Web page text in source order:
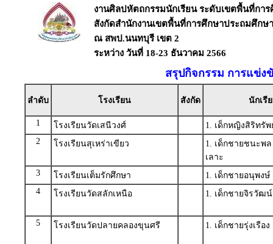
งานศิลปหัตถกรรมนักเรียน ระดับเขตพื้นที่การ
สังกัดสำนักงานเขตพื้นที่การศึกษาประถมศึกษ
ณ สพป.นนทบุรี เขต 2
ระหว่าง วันที่ 18-23 ธันวาคม 2566
สรุปกิจกรรม การแข่ง
ลำดับ โรงเรียน สังกัด นักเรี
1 โรงเรียนวัดเสนีวงศ์
1. เด็กหญิงสิริท
2
โรงเรียนสุเหร่าเขียว
1. เด็กชายชนะพ
เลาะ
3
โรงเรียนเต็มรักศึกษา
1. เด็กชายอนุพง
4
โรงเรียนวัดสลักเหนือ 1. เด็กชายจิรวั
5 โรงเรียนวัดปลายคลองขุนศรี 1. เด็กชายรุ่งเรือ